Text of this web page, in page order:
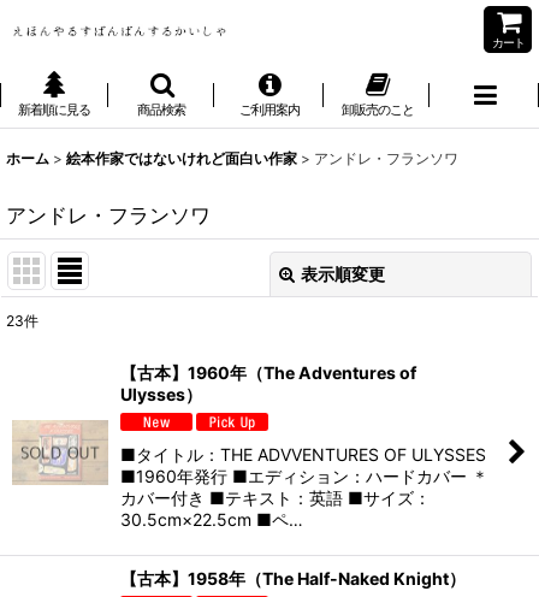
カート
新着順に見る 商品検索 ご利用案内 卸販売のこと
ホーム > 絵本作家ではないけれど面白い作家 > アンドレ・フランソワ
アンドレ・フランソワ
表示順変更
絞り込む
23件
【古本】1960年（The Adventures of
Ulysses）
■タイトル：THE ADVVENTURES OF ULYSSES
■1960年発行 ■エディション：ハードカバー ＊
カバー付き ■テキスト：英語 ■サイズ：
30.5cm×22.5cm ■ペ…
【古本】1958年（The Half-Naked Knight）